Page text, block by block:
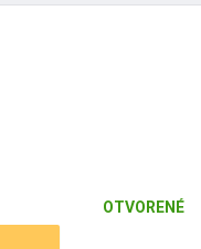
OTVORENÉ